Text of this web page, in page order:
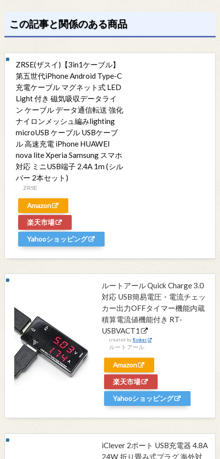
この記事と関係のある商品
ZRSE(ザスイ)【3in1ケーブル】
第五世代iPhone Android Type-C
充電ケーブル マグネット式 LED
Light 付き 磁気吸収データライ
ン ケーブル データ通信転送 強化
ナイロンメッシュ編みlighting
microUSB ケーブル USBケーブ
ル 高速充電 iPhone HUAWEI
nova lite Xperia Samsung スマホ
対応 ミニUSB端子 2.4A 1m (シル
バー 2本セット)
ZRSE
Amazon
楽天市場
Yahooショッピング
ルートアール Quick Charge 3.0
対応 USB簡易電圧・電流チェッ
カー出力OFFタイマー機能内蔵
積算電流値機能付き RT-
USBVACT1
created by Rinker
ルートアール
Amazon
楽天市場
Yahooショッピング
iClever 2ポート USB充電器 4.8A
24W 折り畳み式プラグ 海外対